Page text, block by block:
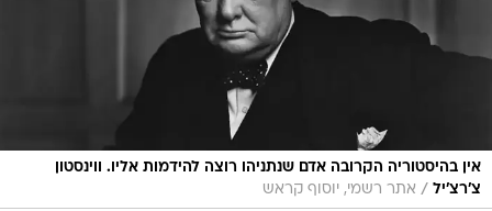
אין בהיסטוריה הקרובה אדם שנתניהו רוצה להידמות אליו. ווינסטון
צ'רצ'יל / אתר רשמי, יוסוף קראש